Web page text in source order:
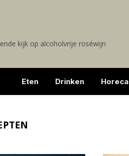
kijk op alcoholvrije roséwijn
Eten Drinken Horeca